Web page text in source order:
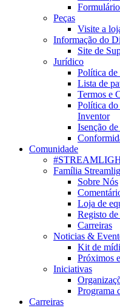
Peças
Visite a
Informação do
Site de
Jurídico
Política de
Lista de
Termos e
Política do
Inventor
Isenção
Comunidade
Família
Sobre Nós
Loja de
Registo
Carreiras
Noticias &
Kit de
Próximos
Iniciativas
Programa
Carreiras